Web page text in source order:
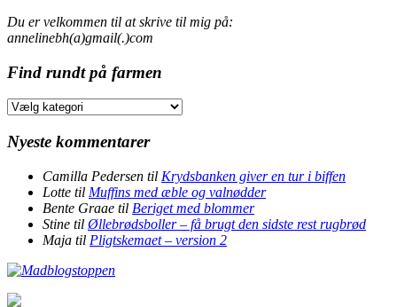
Du er velkommen til at skrive til mig på:
annelinebh(a)gmail(.)com
Find rundt på farmen
Find
på
farmen
Nyeste kommentarer
Camilla Pedersen til Krydsbanken giver en tur i biffen
Lotte til Muffins med æble og valnødder
Bente Graae til Beriget med blommer
Stine til Øllebrødsboller – få brugt den sidste rest rugbrød
Maja til Pligtskemaet – version 2